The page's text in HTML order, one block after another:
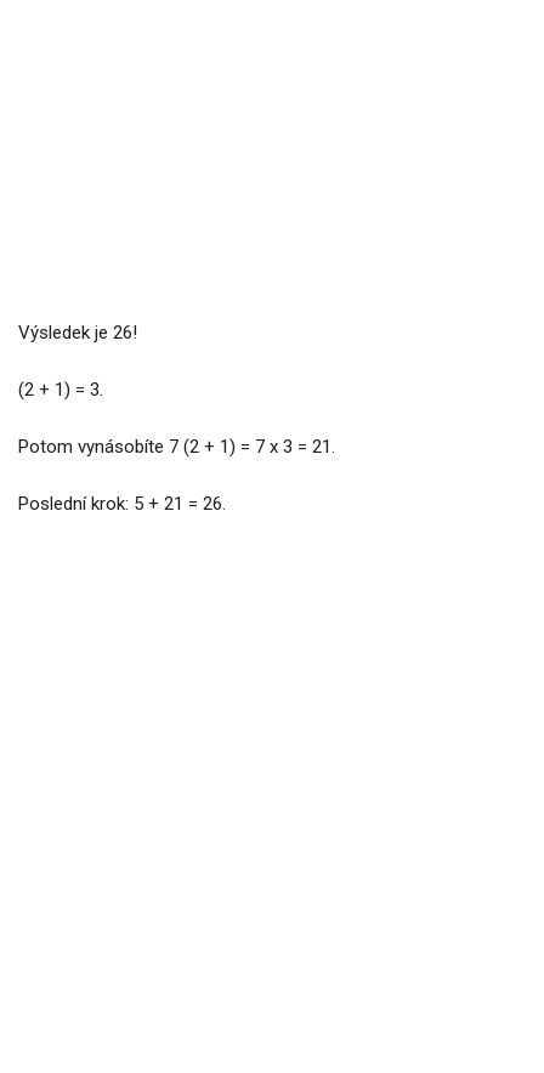
Výsledek je 26!
(2 + 1) = 3.
Potom vynásobíte 7 (2 + 1) = 7 x 3 = 21.
Poslední krok: 5 + 21 = 26.